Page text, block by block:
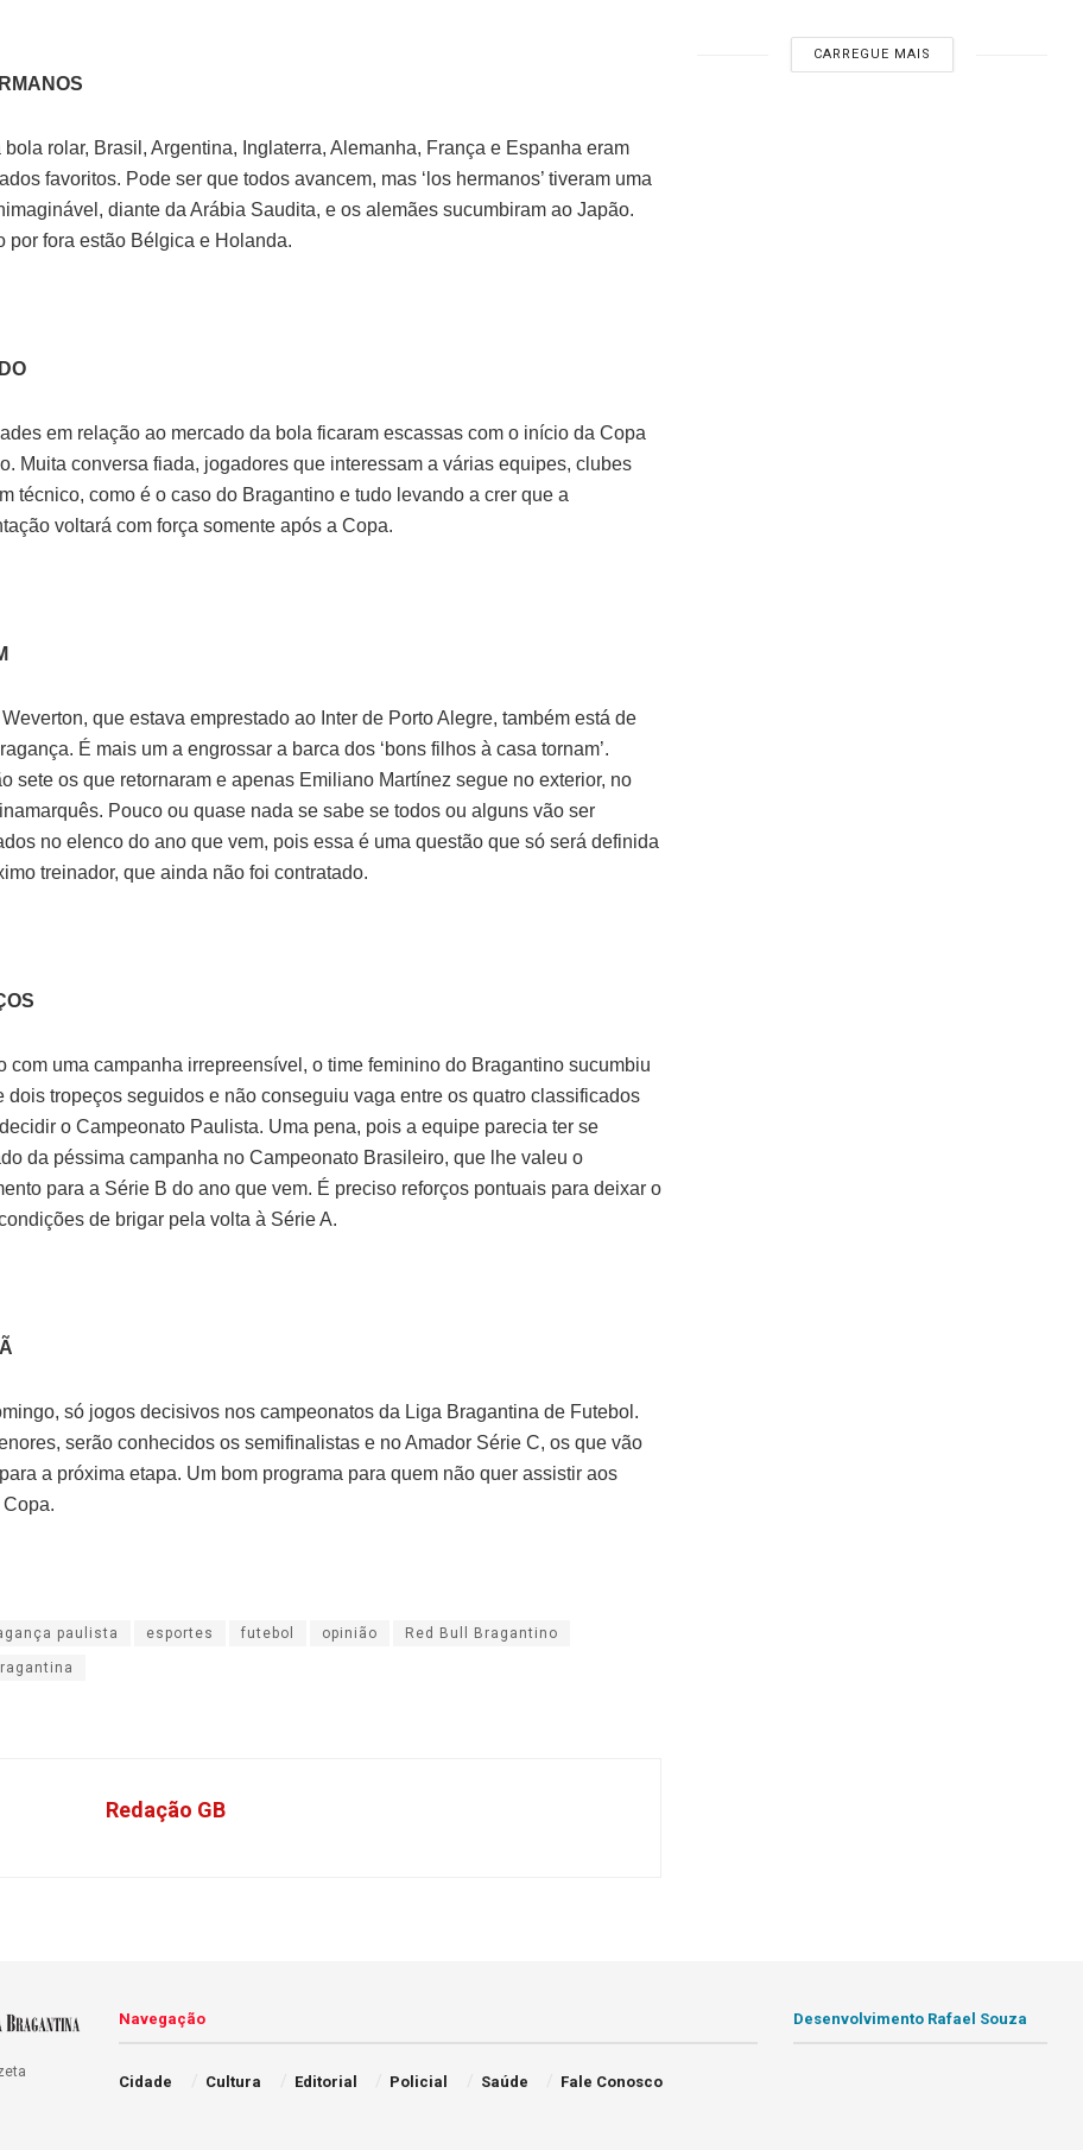
bola rolar, Brasil, Argentina, Inglaterra, Alemanha, França e Espanha eram
favoritos. Pode ser que todos avancem, mas ‘los hermanos’ tiveram uma
diante da Arábia Saudita, e os alemães sucumbiram ao Japão.
por fora estão Bélgica e Holanda.
em relação ao mercado da bola ficaram escassas com o início da Copa
Muita conversa fiada, jogadores que interessam a várias equipes, clubes
técnico, como é o caso do Bragantino e tudo levando a crer que a
voltará com força somente após a Copa.
que estava emprestado ao Inter de Porto Alegre, também está de
É mais um a engrossar a barca dos ‘bons filhos à casa tornam’.
sete os que retornaram e apenas Emiliano Martínez segue no exterior, no
Pouco ou quase nada se sabe se todos ou alguns vão ser
no elenco do ano que vem, pois essa é uma questão que só será definida
treinador, que ainda não foi contratado.
com uma campanha irrepreensível, o time feminino do Bragantino sucumbiu
dois tropeços seguidos e não conseguiu vaga entre os quatro classificados
o Campeonato Paulista. Uma pena, pois a equipe parecia ter se
da péssima campanha no Campeonato Brasileiro, que lhe valeu o
para a Série B do ano que vem. É preciso reforços pontuais para deixar o
de brigar pela volta à Série A.
só jogos decisivos nos campeonatos da Liga Bragantina de Futebol.
serão conhecidos os semifinalistas e no Amador Série C, os que vão
a próxima etapa. Um bom programa para quem não quer assistir aos
paulista esportes futebol opinião Red Bull Bragantino
Redação GB
CARREGUE MAIS
Navegação
Cidade Cultura Editorial Policial Saúde Fale Conosco
Desenvolvimento Rafael Souza